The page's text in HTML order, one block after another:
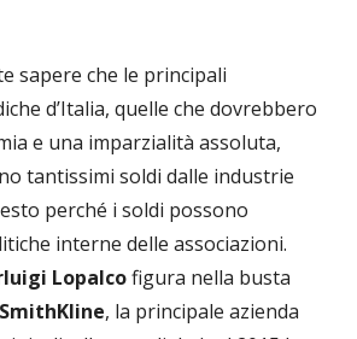
sapere che le principali
d’Italia, quelle che dovrebbero
e una imparzialità assoluta,
tantissimi soldi dalle industrie
perché i soldi possono
interne delle associazioni.
Lopalcofigura nella busta
, la principale azienda